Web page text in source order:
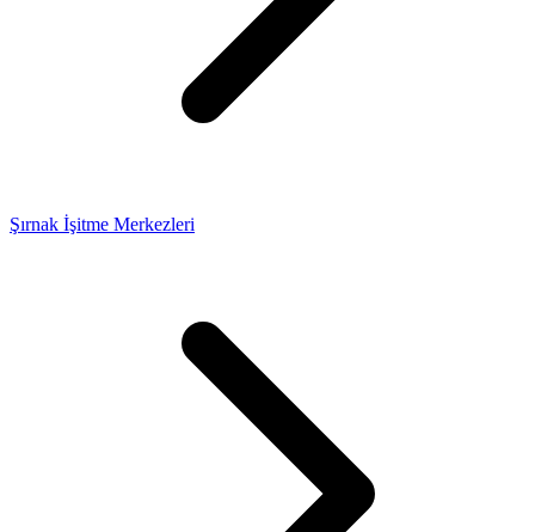
Şırnak İşitme Merkezleri